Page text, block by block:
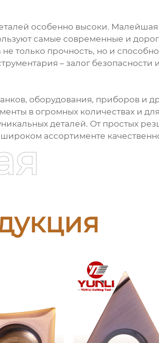
особенно высоки. Малейшая
самые современные и
только прочность, но и
– залог безопасности
оборудования, приборов и
в огромных количествах и
деталей. От простых
ассортименте